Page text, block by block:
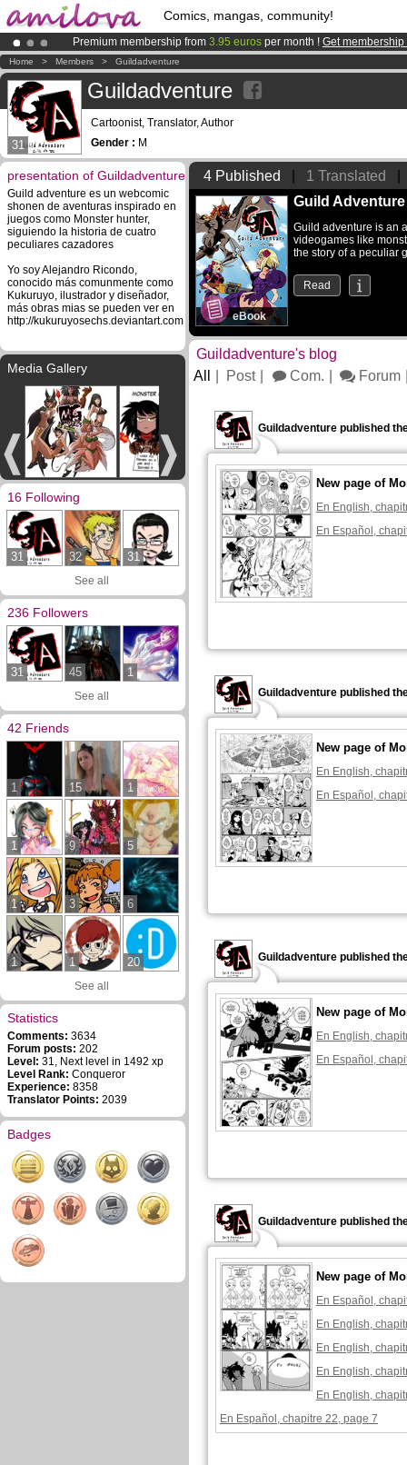
Comics, mangas, community!
Premium membership from 3.95 euros per month ! Get membership
AmilovaKickstarter is now LIVE!.
Already 100000membersand 1000comics & mangas!.
Home > Members > Guildadventure
31
Guildadventure
Cartoonist, Translator, Author
Gender : M
presentation of Guildadventure
Guild adventure es un webcomic
shonen de aventuras inspirado en
juegos como Monster hunter,
siguiendo la historia de cuatro
peculiares cazadores
Yo soy Alejandro Ricondo,
conocido más comunmente como
Kukuruyo, ilustrador y diseñador,
más obras mias se pueden ver en
http://kukuruyosechs.deviantart.com
Media Gallery
16 Following
31 32 31
See all
236 Followers
31 45 1
See all
42 Friends
1 15 1
1 9 5
1 3 6
1 1 20
See all
Statistics
Comments: 3634
Forum posts: 202
Level: 31, Next level in 1492 xp
Level Rank: Conqueror
Experience: 8358
Translator Points: 2039
Badges
4 Published 1 Translated
eBook
Guild Adventure
Guild adventure is an
videogames like
the story of a peculiar
Read
Guildadventure's blog
All
Post Com. Forum
Guildadventure published
New page of
En English,
En Español,
Guildadventure published
New page of
En English,
En Español,
Guildadventure published
New page of
En English,
En Español,
Guildadventure published
New page of
En Español,
En English,
En English,
En English,
En English,
En Español, chapitre 22, page 7